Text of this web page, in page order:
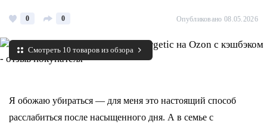
0 0 Опубликовано 08.05.2026
Смотреть 10 товаров из обзора
Я обожаю убираться — для меня это настоящий способ
расслабиться после насыщенного дня. А в семье с